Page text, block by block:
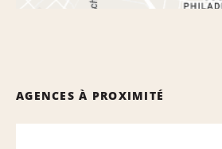
AGENCES À PROXIMITÉ